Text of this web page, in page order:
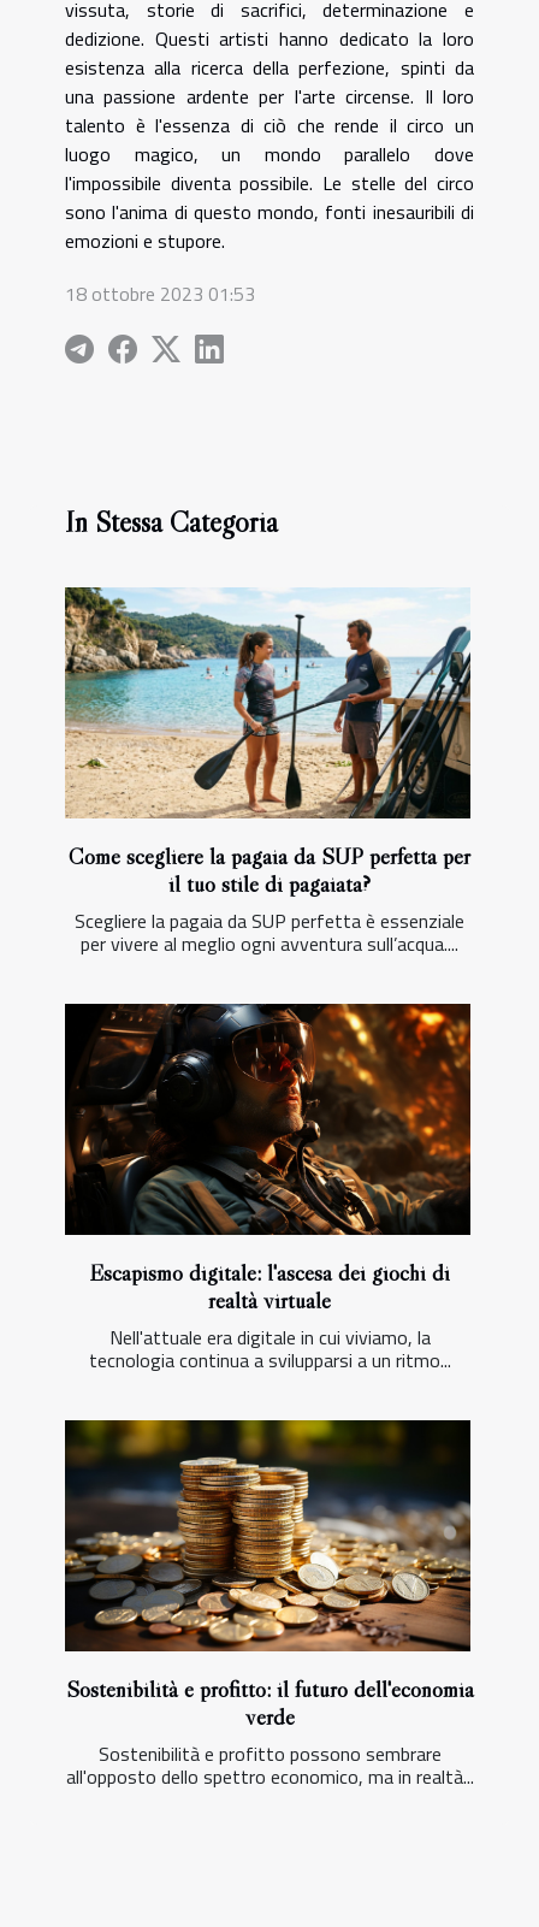
vissuta, storie di sacrifici, determinazione e
dedizione. Questi artisti hanno dedicato la loro
esistenza alla ricerca della perfezione, spinti da
una passione ardente per l'arte circense. Il loro
talento è l'essenza di ciò che rende il circo un
luogo magico, un mondo parallelo dove
l'impossibile diventa possibile. Le stelle del circo
sono l'anima di questo mondo, fonti inesauribili di
emozioni e stupore.
18 ottobre 2023 01:53
In Stessa Categoria
Come scegliere la pagaia da SUP perfetta per
il tuo stile di pagaiata?
Scegliere la pagaia da SUP perfetta è essenziale
per vivere al meglio ogni avventura sull’acqua....
Escapismo digitale: l'ascesa dei giochi di
realtà virtuale
Nell'attuale era digitale in cui viviamo, la
tecnologia continua a svilupparsi a un ritmo...
Sostenibilità e profitto: il futuro dell'economia
verde
Sostenibilità e profitto possono sembrare
all'opposto dello spettro economico, ma in realtà...